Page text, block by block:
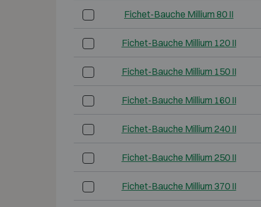
Fichet-Bauche Millium 80 II
Fichet-Bauche Millium 120 II
Fichet-Bauche Millium 150 II
Fichet-Bauche Millium 160 II
Fichet-Bauche Millium 240 II
Fichet-Bauche Millium 250 II
Fichet-Bauche Millium 370 II